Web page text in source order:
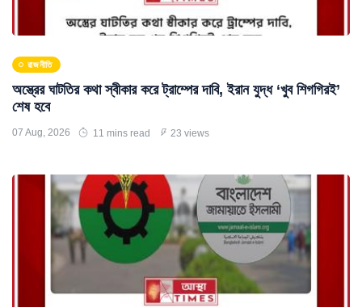
রাজনীতি
অস্ত্রের ঘাটতির কথা স্বীকার করে ট্রাম্পের দাবি, ইরান যুদ্ধ ‘খুব শিগগিরই’
শেষ হবে
07 Aug, 2026 11 mins read 23 views